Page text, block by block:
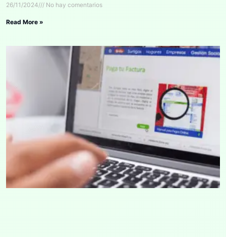
26/11/2024 No hay comentarios
Read More »